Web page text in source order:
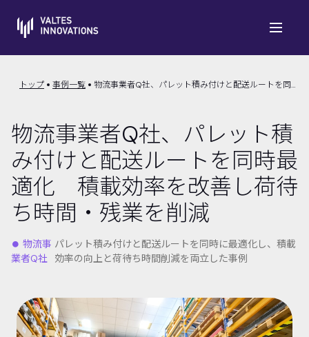
トップ 事例一覧 物流事業者Q社、パレット積み付けと配送ルートを同時最適化 積載効率を改善し荷待ち時間・残業を削減
物流事業者Q社、パレット積
み付けと配送ルートを同時最
適化 積載効率を改善し荷待
ち時間・残業を削減
⏺︎ 物流事
業者Q社
パレット積み付けと配送ルートを同時に最適化し、積載
効率の向上と荷待ち時間削減を両立した事例